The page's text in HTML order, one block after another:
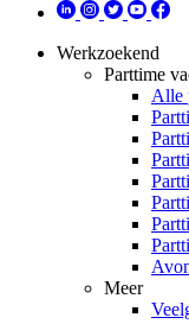
Werkzoekend
Parttime
Alle
Meer